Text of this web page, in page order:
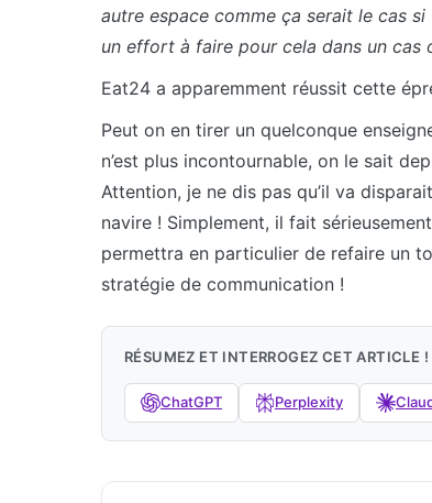
autre espace comme ça serait le cas
un effort à faire pour cela dans un cas
Eat24 a apparemment réussit cette
Peut on en tirer un quelconque
n’est plus incontournable, on le sait
Attention, je ne dis pas qu’il va
navire ! Simplement, il fait
permettra en particulier de refaire un
stratégie de communication !
RÉSUMEZ ET INTERROGEZ CET ARTICLE !
ChatGPT Perplexity